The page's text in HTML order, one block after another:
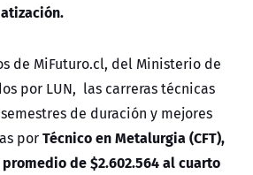
de MiFuturo.cl, del Ministerio de
por LUN, las carreras técnicas
de duración y mejores
porTécnico en Metalurgia (CFT),
de $2.602.564 al cuarto